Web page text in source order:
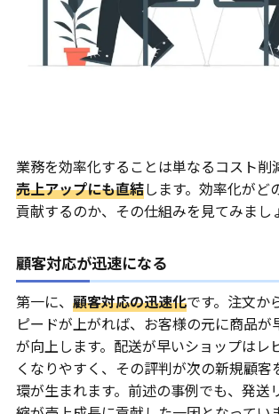
業務を効率化することは単なるコスト削
売上アップにも直結します。効率化がど
貢献するのか、その仕組みを見てみまし
顧客対応が迅速になる
第一に、顧客対応の迅速化です。注文か
ピードが上がれば、お客様の元に商品が
が向上します。配送が早いショップはレ
くなりやすく、その評判が次の新規顧客
環が生まれます。前述の事例でも、発送